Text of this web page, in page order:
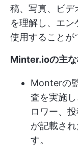
稿、写真、ビデ
を理解し、エ
使用することが
Minter.ioの主
Monterの
査を実施
ロワー、
が記載さ
す。